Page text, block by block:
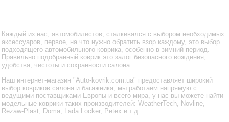
Каждый из нас, автомобилистов, сталкивался с выбором необходимых
аксессуаров, первое, на что нужно обратить взор каждому, это выбор
подходящего автомобильного коврика, особенно в зимний период.
Правильно подобранный коврик это залог безопасного вождения,
удобства, чистоты и сохранности салона.
Наш интернет-магазин "Auto-kovrik.com.ua" предоставляет широкий
выбор ковриков салона и багажника, мы работаем напрямую с
ведущими поставщиками Европы и всего мира, у нас вы можете найти
модельные коврики таких производителей: WeatherTech, Novline,
Rezaw-Plast, Doma, Lada Locker, Petex и т.д.